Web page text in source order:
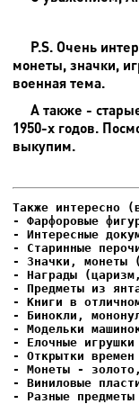
P.S. Очень
монеты, значки,
военная тема.
А также -
1950-х годов.
выкупим.
- Фарфоровые
- Интересные
- Елочные